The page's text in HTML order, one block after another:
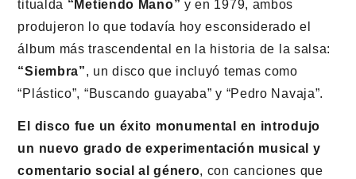
titualda “Metiendo Mano” y en 1979, ambos
produjeron lo que todavía hoy esconsiderado el
álbum más trascendental en la historia de la salsa:
“Siembra”, un disco que incluyó temas como
“Plástico”, “Buscando guayaba” y “Pedro Navaja”.
El disco fue un éxito monumental en introdujo
un nuevo grado de experimentación musical y
comentario social al género, con canciones que